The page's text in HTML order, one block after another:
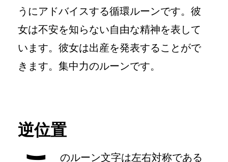
うにアドバイスする循環ルーンです。彼
女は不安を知らない自由な精神を表して
います。彼女は出産を発表することがで
きます。集中力のルーンです。
逆位置
のルーン文字は左右対称である